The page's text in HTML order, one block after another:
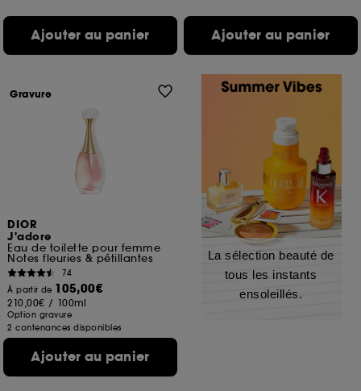
Ajouter au panier Ajouter au panier
DIOR
J'adore
Eau de toilette pour femme
Notes fleuries & pétillantes
74
À partir de 105,00€
210,00€ / 100ml
Option gravure
2 contenances disponibles
Ajouter au panier
Gravure
La sélection beauté de
tous les instants
ensoleillés.